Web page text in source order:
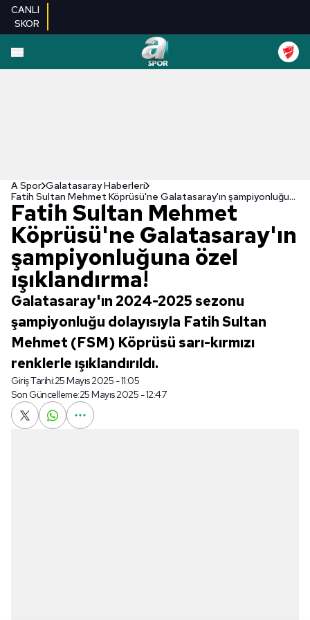
CANLI
SKOR
A Spor Galatasaray Haberleri
Fatih Sultan Mehmet Köprüsü'ne Galatasaray'ın şampiyonluğuna özel ışıklandırma!
Fatih Sultan Mehmet
Köprüsü'ne Galatasaray'ın
şampiyonluğuna özel
ışıklandırma!
Galatasaray'ın 2024-2025 sezonu
şampiyonluğu dolayısıyla Fatih Sultan
Mehmet (FSM) Köprüsü sarı-kırmızı
renklerle ışıklandırıldı.
Giriş Tarihi:25 Mayıs 2025 - 11:05
Son Güncelleme:25 Mayıs 2025 - 12:47